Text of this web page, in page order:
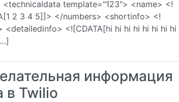
template="123"> <name> <!
2 3 4 5]]> </numbers> <shortinfo> <!
<detailedinfo> <![CDATA[hi hi hi hi hi hi hi hi
информация
в Twilio